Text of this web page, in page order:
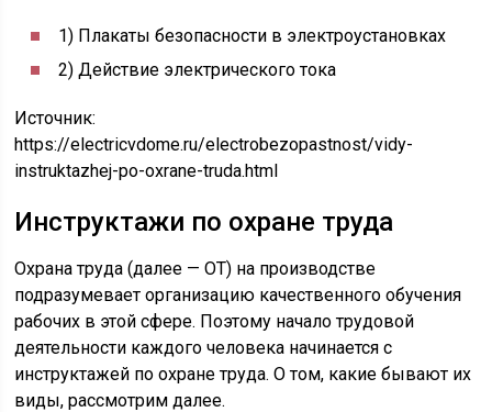
1) Плакаты безопасности в электроустановках
2) Действие электрического тока
Источник:
https://electricvdome.ru/electrobezopastnost/vidy-
instruktazhej-po-oxrane-truda.html
Инструктажи по охране труда
Охрана труда (далее — ОТ) на производстве
подразумевает организацию качественного обучения
рабочих в этой сфере. Поэтому начало трудовой
деятельности каждого человека начинается с
инструктажей по охране труда. О том, какие бывают их
виды, рассмотрим далее.